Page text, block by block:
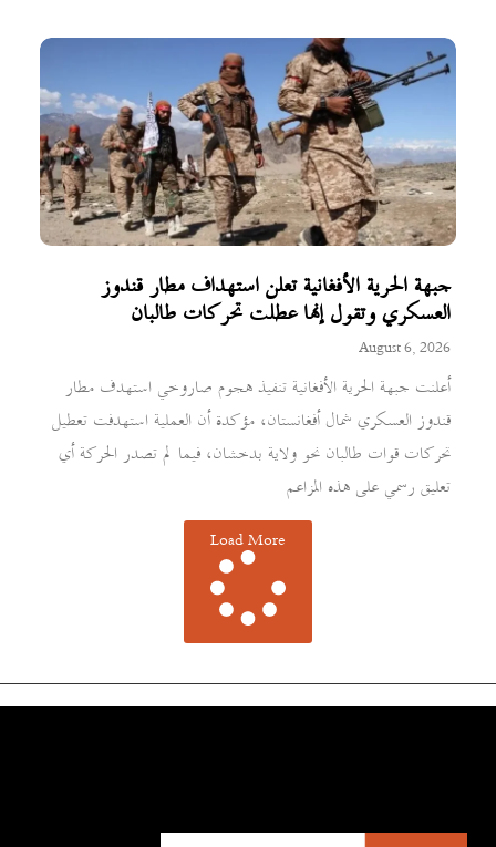
جبهة الحرية الأفغانية تعلن استهداف مطار قندوز
العسكري وتقول إنها عطلت تحركات طالبان
August 6, 2026
أعلنت جبهة الحرية الأفغانية تنفيذ هجوم صاروخي استهدف مطار
قندوز العسكري شمال أفغانستان، مؤكدة أن العملية استهدفت تعطيل
تحركات قوات طالبان نحو ولاية بدخشان، فيما لم تصدر الحركة أي
تعليق رسمي على هذه المزاعم
Load More